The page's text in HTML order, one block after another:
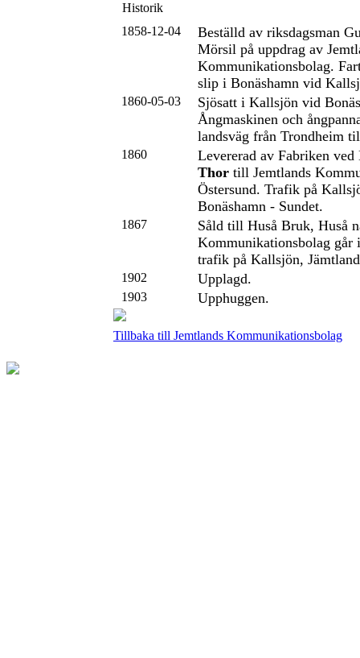
Historik
1858-12-04
Beställd av riksdagsman
Mörsil på uppdrag av
Kommunikationsbolag.
slip i Bonäshamn vid
1860-05-03
Sjösatt i Kallsjön vid
Ångmaskinen och
landsväg från Trondheim
1860
Levererad av Fabriken
Thor till Jemtlands
Östersund. Trafik på
Bonäshamn - Sundet.
1867
Såld till Huså Bruk, Huså
Kommunikationsbolag går
trafik på Kallsjön,
1902 Upplagd.
1903 Upphuggen.
Tillbaka till Jemtlands Kommunikationsbolag